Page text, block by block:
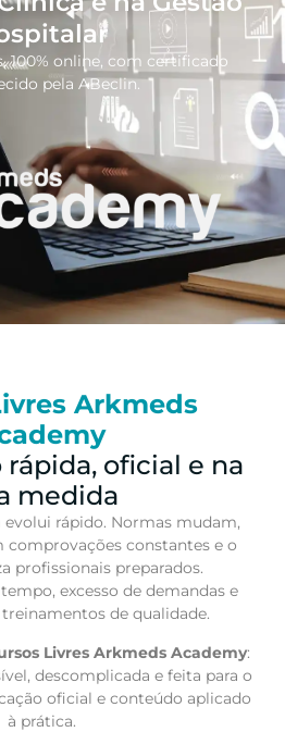
100% online, com certificado
pela ABeclin.
Arkmeds
oficial e na
medida
evolui rápido. Normas mudam,
comprovações constantes e o
profissionais preparados.
excesso de demandas e
de qualidade.
Livres Arkmeds Academy:
descomplicada e feita para o
oficial e conteúdo aplicado
à prática.